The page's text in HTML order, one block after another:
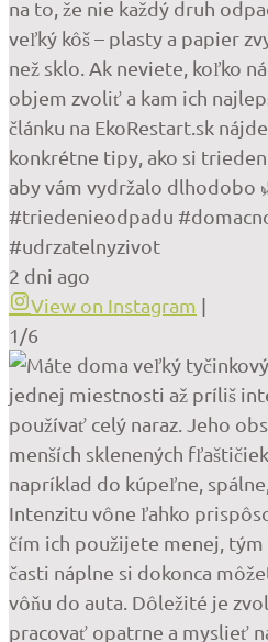
na to, že nie každý druh
veľký kôš – plasty a papier
než sklo. Ak neviete, koľko
objem zvoliť a kam ich
článku na EkoRestart.sk
konkrétne tipy, ako si
aby vám vydržalo dlhodobo
#triedenieodpadu
#udrzatelnyzivot
2 dni ago
View on Instagram |
1/6